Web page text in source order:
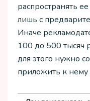
распространять
лишь с
Иначе
100 до 500 тысяч
для этого нужно
приложить к нему